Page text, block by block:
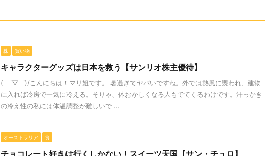
株 買い物
キャラクターグッズは日本を救う【サンリオ株主優待】
( ゜▽゜)/こんにちは！マリ姐です。 暑過ぎてヤバいですね。外では熱風に襲われ、建物
に入れば冷房で一気に冷える。そりゃ、体おかしくなる人もでてくるわけです。汗っかき
の冷え性の私には体温調整が難しいで ...
オーストラリア 食
チョコレート好きは行くしかない！スイーツ天国【サン・チュロ】